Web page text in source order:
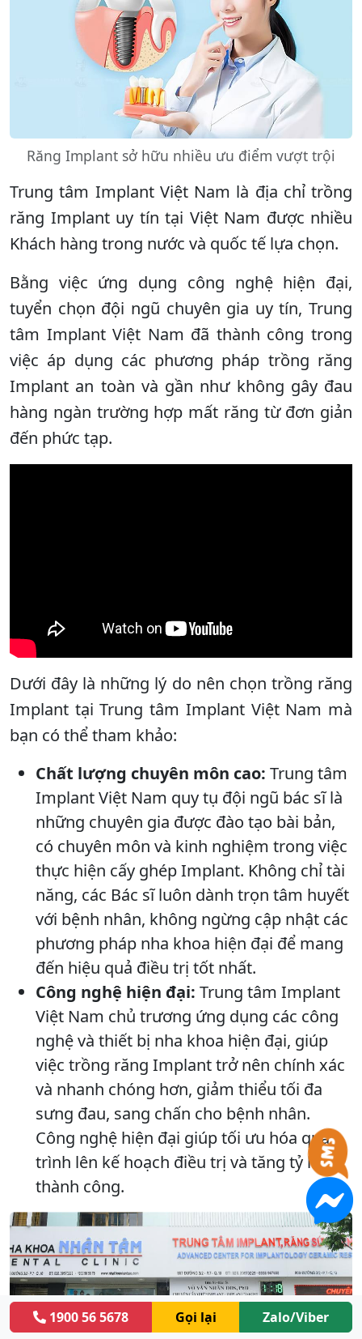
Răng Implant sở hữu nhiều ưu điểm vượt trội
Trung tâm Implant Việt Nam là địa chỉ trồng
răng Implant uy tín tại Việt Nam được nhiều
Khách hàng trong nước và quốc tế lựa chọn.
Bằng việc ứng dụng công nghệ hiện đại,
tuyển chọn đội ngũ chuyên gia uy tín, Trung
tâm Implant Việt Nam đã thành công trong
việc áp dụng các phương pháp trồng răng
Implant an toàn và gần như không gây đau
hàng ngàn trường hợp mất răng từ đơn giản
đến phức tạp.
Dưới đây là những lý do nên chọn trồng răng
Implant tại Trung tâm Implant Việt Nam mà
bạn có thể tham khảo:
Chất lượng chuyên môn cao: Trung tâm
Implant Việt Nam quy tụ đội ngũ bác sĩ là
những chuyên gia được đào tạo bài bản,
có chuyên môn và kinh nghiệm trong việc
thực hiện cấy ghép Implant. Không chỉ tài
năng, các Bác sĩ luôn dành trọn tâm huyết
với bệnh nhân, không ngừng cập nhật các
phương pháp nha khoa hiện đại để mang
đến hiệu quả điều trị tốt nhất.
Công nghệ hiện đại: Trung tâm Implant
Việt Nam chủ trương ứng dụng các công
nghệ và thiết bị nha khoa hiện đại, giúp
việc trồng răng Implant trở nên chính xác
và nhanh chóng hơn, giảm thiểu tối đa
sưng đau, sang chấn cho bệnh nhân.
Công nghệ hiện đại giúp tối ưu hóa quá
trình lên kế hoạch điều trị và tăng tỷ lệ
thành công.
1900 56 5678 Gọi lại Zalo/Viber